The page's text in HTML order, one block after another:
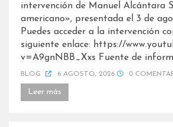
intervención de Manuel Alcántara
americano», presentada el 3 de
Puedes acceder a la intervención
siguiente enlace: https://
v=A9gnNBB_Xxs Fuente de
BLOG 6 AGOSTO, 2026 0
Leer más